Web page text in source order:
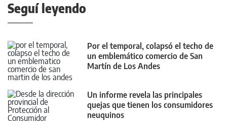
Seguí leyendo
Por el temporal, colapsó el techo de
un emblemático comercio de San
Martín de Los Andes
Un informe revela las principales
quejas que tienen los consumidores
neuquinos